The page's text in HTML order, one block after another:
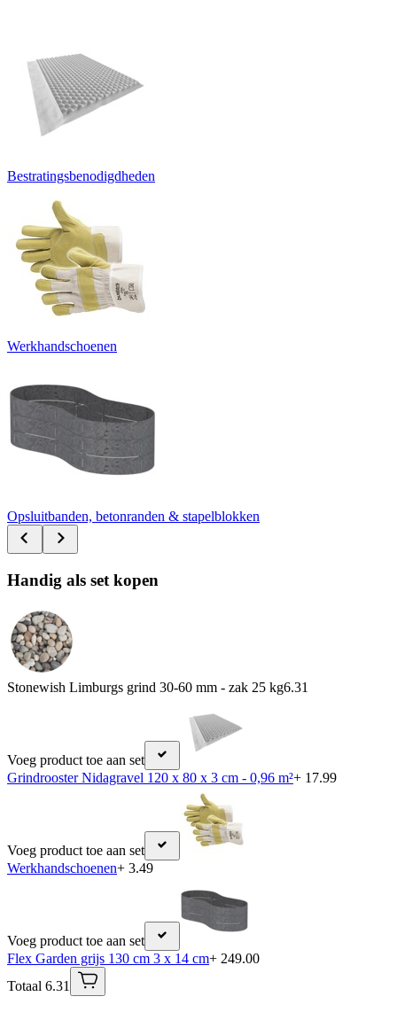
Bestratingsbenodigdheden
Werkhandschoenen
Opsluitbanden, betonranden & stapelblokken
Handig als set kopen
Stonewish Limburgs grind 30-60 mm - zak 25 kg6.31
Voeg product toe aan set
Grindrooster Nidagravel 120 x 80 x 3 cm - 0,96 m²+ 17.99
Voeg product toe aan set
Werkhandschoenen+ 3.49
Voeg product toe aan set
Flex Garden grijs 130 cm 3 x 14 cm+ 249.00
Totaal 6.31